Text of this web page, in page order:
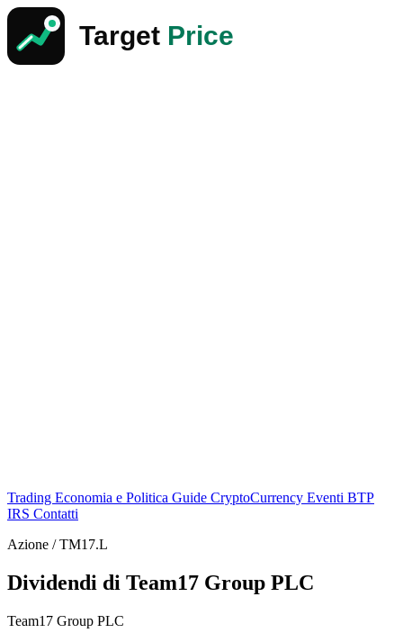
Trading Economia e Politica Guide CryptoCurrency Eventi BTP
IRS Contatti
Azione / TM17.L
Dividendi di Team17 Group PLC
Team17 Group PLC